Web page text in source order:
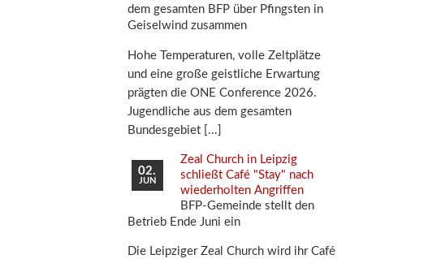
dem gesamten BFP über Pfingsten in
Geiselwind zusammen
Hohe Temperaturen, volle Zeltplätze
und eine große geistliche Erwartung
prägten die ONE Conference 2026.
Jugendliche aus dem gesamten
Bundesgebiet
02.
JUN
Zeal Church in Leipzig
schließt Café "Stay" nach
wiederholten Angriffen
BFP-Gemeinde stellt den
Betrieb Ende Juni ein
Die Leipziger Zeal Church wird ihr Café